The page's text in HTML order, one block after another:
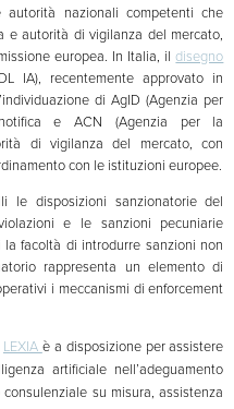
nazionali competenti che
autorità di vigilanza del mercato,
europea. In Italia, ildisegno
IA), recentemente approvato in
di AgID (Agenzia per
e ACN (Agenzia per la
di vigilanza del mercato, con
con le istituzioni europee.
le disposizioni sanzionatorie del
e le sanzioni pecuniarie
facoltà di introdurre sanzioni non
rappresenta un elemento di
i meccanismi di enforcement
LEXIA è a disposizione per assistere
artificiale nell’adeguamento
su misura, assistenza